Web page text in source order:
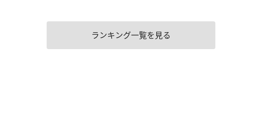
ランキング一覧を見る